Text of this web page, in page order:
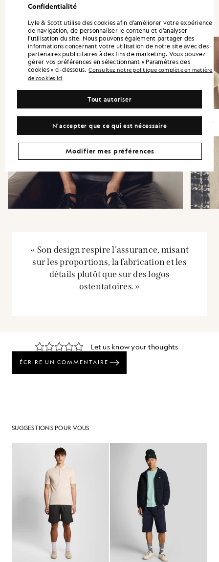
« Son design respire l'assurance, misant
sur les proportions, la fabrication et les
détails plutôt que sur des logos
ostentatoires. »
SUGGESTIONS POUR VOUS
Confidentialité
Lyle & Scott utilise des cookies afin d'améliorer votre expérience
de navigation, de personnaliser le contenu et d'analyser
l'utilisation du site. Nous pouvons également partager des
informations concernant votre utilisation de notre site avec des
partenaires publicitaires à des fins de marketing. Vous pouvez
gérer vos préférences en sélectionnant « Paramètres des
cookies » ci-dessous. Consultez notre politique complète en matière
de cookies ici
N'accepter que ce qui est nécessaire
Tout autoriser
Modifier mes préférences